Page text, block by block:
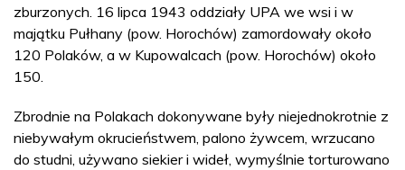
zburzonych. 16 lipca 1943 oddziały UPA we wsi i w
majątku Pułhany (pow. Horochów) zamordowały około
120 Polaków, a w Kupowalcach (pow. Horochów) około
150.
Zbrodnie na Polakach dokonywane były niejednokrotnie z
niebywałym okrucieństwem, palono żywcem, wrzucano
do studni, używano siekier i wideł, wymyślnie torturowano